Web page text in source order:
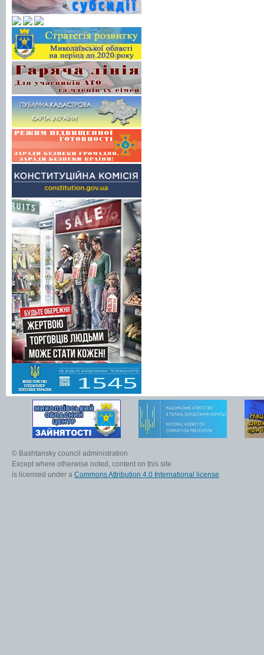
© Bashtansky council administration
Except where otherwise noted, content on this site
is licensed under a Commons Attribution 4.0 International license